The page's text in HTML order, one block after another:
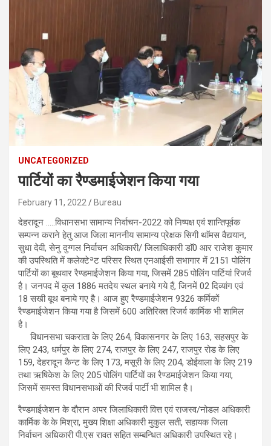
UNCATEGORIZED
पार्टियों का रैण्डमाईजेशन किया गया
February 11, 2022 Bureau
देहरादून …..विधानसभा सामान्य निर्वाचन-2022 को निष्पक्ष एवं शान्तिपूर्वक
सम्पन्न कराने हेतु आज जिला माननीय सामान्य प्रेक्षक सिगी थाॅमस वैद्ययान,
सुधा देवी, सेनु दुग्गल निर्वाचन अधिकारी/ जिलाधिकारी डाॅ0 आर राजेश कुमार
की उपस्थिति में कलेक्टेªट परिसर स्थित एनआईसी सभागार में 2151 पोलिंग
पार्टियों का बूथवार रैण्डमाईजेशन किया गया, जिसमें 285 पोलिंग पार्टियां रिजर्व
है। जनपद में कुल 1886 मतदेय स्थल बनाये गये हैं, जिनमें 02 दिव्यांग एवं
18 सखी बूथ बनाये गए है। आज हुए रैण्डमाईजेशन 9326 कर्मिकों
रैण्डमाईजेशन किया गया है जिसमें 600 अतिरिक्त रिजर्व कार्मिक भी शामिल
है।
विधानसभा चकराता के लिए 264, विकासनगर के लिए 163, सहसपुर के
लिए 243, धर्मपुर के लिए 274, राजपुर के लिए 247, राजपुर रोड के लिए
159, देहरादून कैन्ट के लिए 173, मसूरी के लिए 204, डोईवाला के लिए 219
तथा ऋषिकेश के लिए 205 पोलिंग पार्टियों का रैण्डमाईजेशन किया गया,
जिसमें समस्त विधानसभाओं की रिजर्व पार्टी भी शामिल है।
रैण्डमाईजेशन के दौरान अपर जिलाधिकारी वित्त एवं राजस्व/नोडल अधिकारी
कार्मिक के.के मिश्रा, मुख्य शिक्षा अधिकारी मुकुल सती, सहायक जिला
निर्वाचन अधिकारी पी.एस रावत सहित सम्बन्धित अधिकारी उपस्थित रहे।